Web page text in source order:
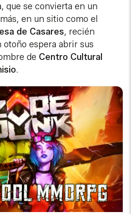
que se convierta en un
en un sitio como el
de Casares, recién
otoño espera abrir sus
de Centro Cultural
.